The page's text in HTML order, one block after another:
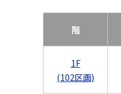
階
1F
(102区画)